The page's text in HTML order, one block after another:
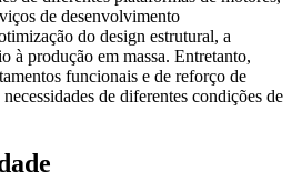
de desenvolvimento
do design estrutural, a
à produção em massa. Entretanto,
funcionais e de reforço de
de diferentes condições de